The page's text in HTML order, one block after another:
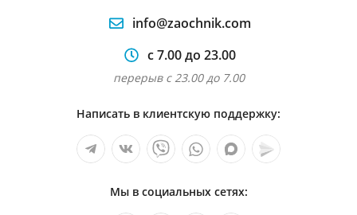
info@zaochnik.com
с 7.00 до 23.00
перерыв с 23.00 до 7.00
Написать в клиентскую поддержку:
Мы в социальных сетях: